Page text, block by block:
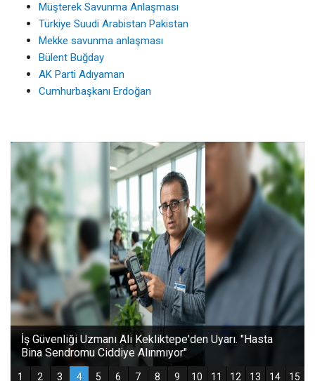
Müşterek Savunma Anlaşması
Türkiye Suudi Arabistan Pakistan
Mekke savunma anlaşması
Bülent Buğday
AK Parti Adıyaman
Cumhurbaşkanı Erdoğan